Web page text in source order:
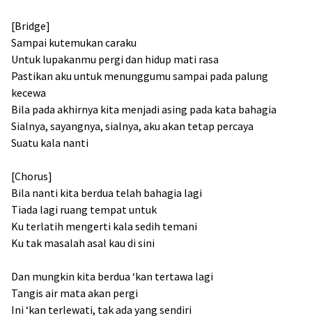
[Bridge]
Sampai kutemukan caraku
Untuk lupakanmu pergi dan hidup mati rasa
Pastikan aku untuk menunggumu sampai pada palung
kecewa
Bila pada akhirnya kita menjadi asing pada kata bahagia
Sialnya, sayangnya, sialnya, aku akan tetap percaya
Suatu kala nanti
[Chorus]
Bila nanti kita berdua telah bahagia lagi
Tiada lagi ruang tempat untuk
Ku terlatih mengerti kala sedih temani
Ku tak masalah asal kau di sini
Dan mungkin kita berdua ‘kan tertawa lagi
Tangis air mata akan pergi
Ini ‘kan terlewati, tak ada yang sendiri